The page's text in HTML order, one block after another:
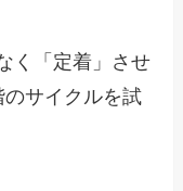
く「定着」させ
サイクルを試